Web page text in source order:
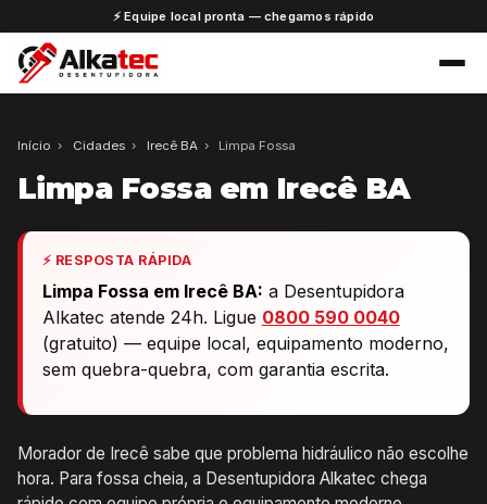
⚡ Equipe local pronta — chegamos rápido
Início › Cidades › Irecê BA › Limpa Fossa
Limpa Fossa em Irecê BA
⚡ RESPOSTA RÁPIDA
Limpa Fossa em Irecê BA: a Desentupidora
Alkatec atende 24h. Ligue 0800 590 0040
(gratuito) — equipe local, equipamento moderno,
sem quebra-quebra, com garantia escrita.
Morador de Irecê sabe que problema hidráulico não escolhe
hora. Para fossa cheia, a Desentupidora Alkatec chega